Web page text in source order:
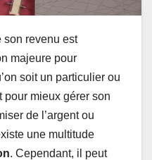
son revenu est
majeure pour
soit un particulier ou
pour mieux gérer son
de l’argent ou
une multitude
. Cependant, il peut